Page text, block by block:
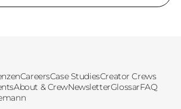
CareersCase StudiesCreator Crews
About & CrewNewsletterGlossarFAQ